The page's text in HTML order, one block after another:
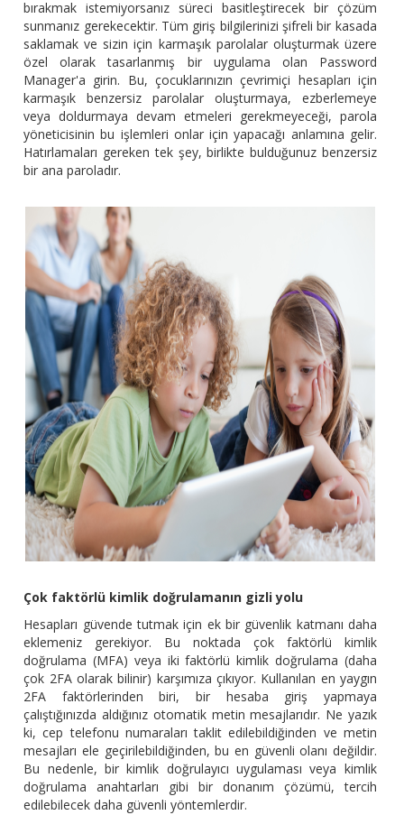
bırakmak istemiyorsanız süreci basitleştirecek bir çözüm
sunmanız gerekecektir. Tüm giriş bilgilerinizi şifreli bir kasada
saklamak ve sizin için karmaşık parolalar oluşturmak üzere
özel olarak tasarlanmış bir uygulama olan Password
Manager'a girin. Bu, çocuklarınızın çevrimiçi hesapları için
karmaşık benzersiz parolalar oluşturmaya, ezberlemeye
veya doldurmaya devam etmeleri gerekmeyeceği, parola
yöneticisinin bu işlemleri onlar için yapacağı anlamına gelir.
Hatırlamaları gereken tek şey, birlikte bulduğunuz benzersiz
bir ana paroladır.
Çok faktörlü kimlik doğrulamanın gizli yolu
Hesapları güvende tutmak için ek bir güvenlik katmanı daha
eklemeniz gerekiyor. Bu noktada çok faktörlü kimlik
doğrulama (MFA) veya iki faktörlü kimlik doğrulama (daha
çok 2FA olarak bilinir) karşımıza çıkıyor. Kullanılan en yaygın
2FA faktörlerinden biri, bir hesaba giriş yapmaya
çalıştığınızda aldığınız otomatik metin mesajlarıdır. Ne yazık
ki, cep telefonu numaraları taklit edilebildiğinden ve metin
mesajları ele geçirilebildiğinden, bu en güvenli olanı değildir.
Bu nedenle, bir kimlik doğrulayıcı uygulaması veya kimlik
doğrulama anahtarları gibi bir donanım çözümü, tercih
edilebilecek daha güvenli yöntemlerdir.